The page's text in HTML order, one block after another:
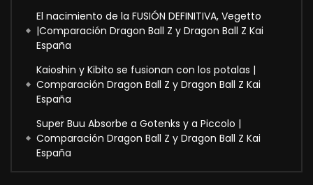
El nacimiento de la FUSIÓN DEFINITIVA, Vegetto
|Comparación Dragon Ball Z y Dragon Ball Z Kai
España
Kaioshin y Kibito se fusionan con los potalas |
Comparación Dragon Ball Z y Dragon Ball Z Kai
España
Super Buu Absorbe a Gotenks y a Piccolo |
Comparación Dragon Ball Z y Dragon Ball Z Kai
España